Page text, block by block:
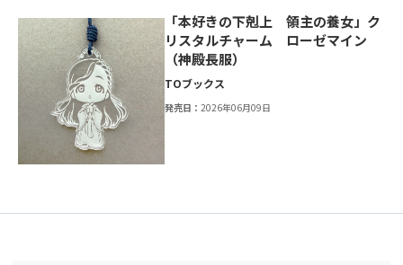
「本好きの下剋上 領主の養女」ク
リスタルチャーム ローゼマイン
（神殿長服）
TOブックス
発売日：2026年06月09日